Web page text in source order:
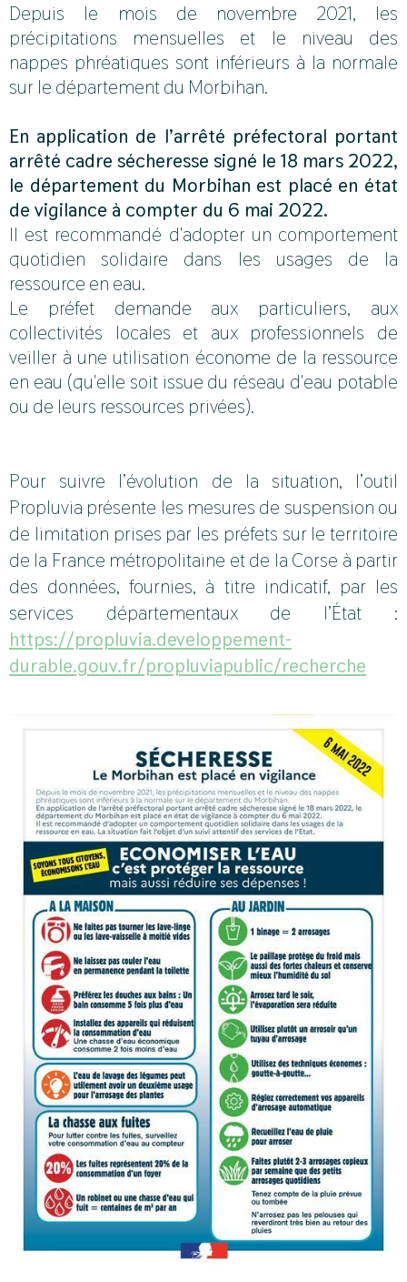
Depuis le mois de novembre 2021, les
précipitations mensuelles et le niveau des
nappes phréatiques sont inférieurs à la normale
sur le département du Morbihan.
En application de l’arrêté préfectoral portant
arrêté cadre sécheresse signé le 18 mars 2022,
le département du Morbihan est placé en état
de vigilance à compter du 6 mai 2022.
Il est recommandé d'adopter un comportement
quotidien solidaire dans les usages de la
ressource en eau.
Le préfet demande aux particuliers, aux
collectivités locales et aux professionnels de
veiller à une utilisation économe de la ressource
en eau (qu'elle soit issue du réseau d'eau potable
ou de leurs ressources privées).
Pour suivre l’évolution de la situation, l’outil
Propluvia présente les mesures de suspension ou
de limitation prises par les préfets sur le territoire
de la France métropolitaine et de la Corse à partir
des données, fournies, à titre indicatif, par les
services départementaux de l’État :
https://propluvia.developpement-
durable.gouv.fr/propluviapublic/recherche